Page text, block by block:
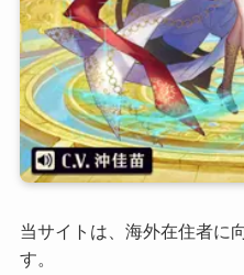
当サイトは、海外在住者に
す。